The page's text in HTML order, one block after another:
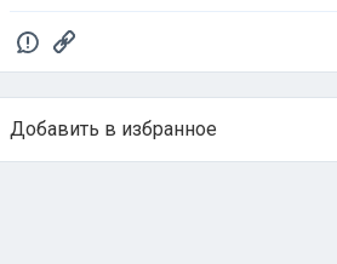
Добавить в избранное
Тема в избранном